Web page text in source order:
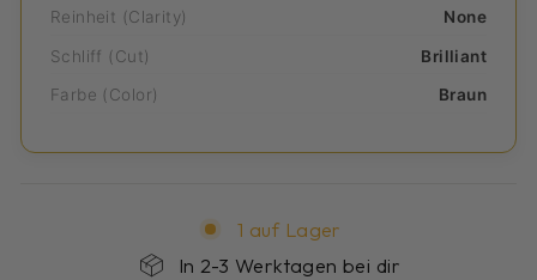
Reinheit (Clarity) None
Schliff (Cut) Brilliant
Farbe (Color) Braun
1 auf Lager
In 2-3 Werktagen bei dir